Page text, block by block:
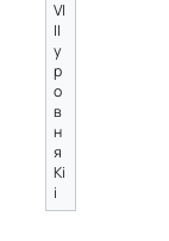
VI
II
у
р
о
в
н
я
Ki
i